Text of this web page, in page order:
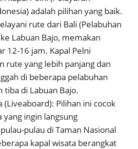
adalah pilihan yang baik.
rute dari Bali (Pelabuhan
Labuan Bajo, memakan
12-16 jam. Kapal Pelni
rute yang lebih panjang dan
di beberapa pelabuhan
tiba di Labuan Bajo.
(Liveaboard): Pilihan ini cocok
yang ingin langsung
pulau di Taman Nasional
kapal wisata berangkat